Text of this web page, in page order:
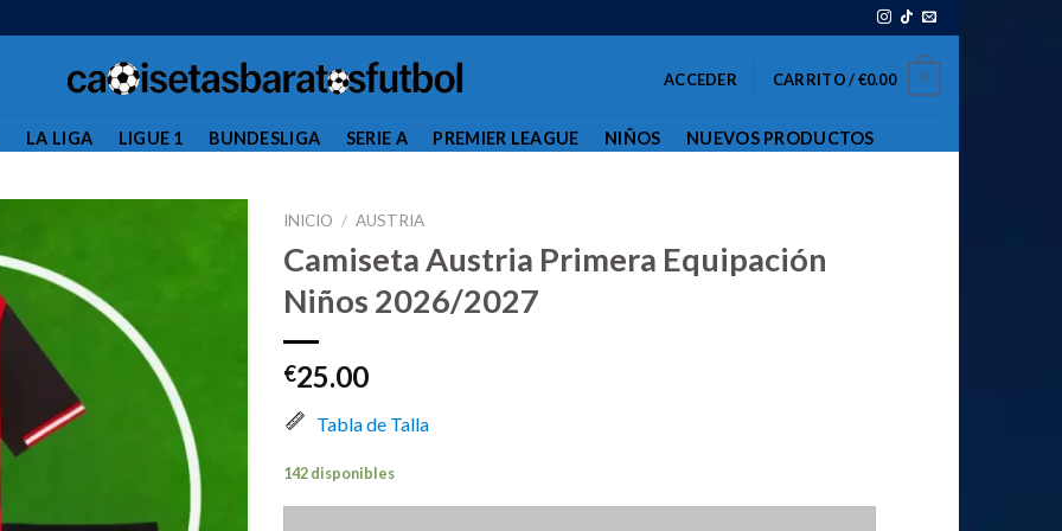
ACCEDER CARRITO /€0.00 0
LA LIGA LIGUE 1 BUNDESLIGA SERIE A PREMIER LEAGUE NIÑOS NUEVOS PRODUCTOS
INICIO / AUSTRIA
Camiseta Austria Primera Equipación
Niños 2026/2027
€25.00
Tabla de Talla
142 disponibles